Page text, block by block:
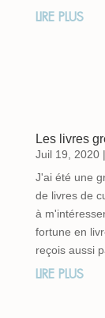
LIRE PLUS
Les livres
Juil 19, 2020|
J'ai été une
de livres de
à
fortune en
reçois aussi
LIRE PLUS